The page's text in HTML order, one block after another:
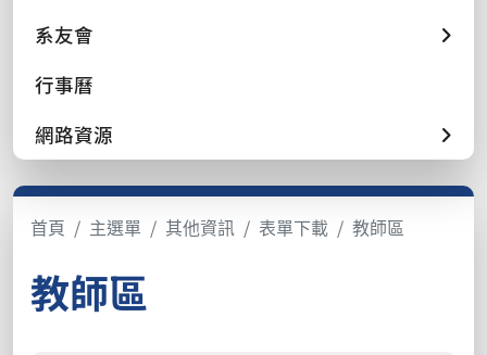
系友會
行事曆
網路資源
首頁 主選單 其他資訊 表單下載 教師區
教師區